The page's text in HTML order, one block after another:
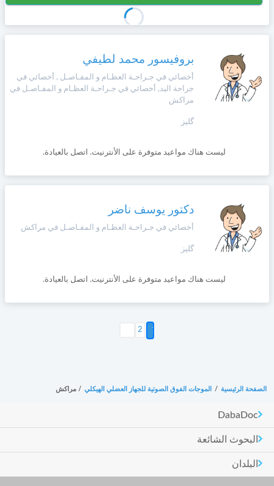
بروفيسور محمد لطيفي
أخصائي في جـراحـة العظـام و المفـاصـل , أخصائي في
جراحة اليد, أخصائي في جـراحـة العظـام و المفـاصـل في
مراكش
گليز
ليست هناك مواعيد متوفرة على الأنترنيت. اتصل بالعيادة.
دكتور يوسف ناضر
أخصائي في جـراحـة العظـام و المفـاصـل في مراكش
گليز
ليست هناك مواعيد متوفرة على الأنترنيت. اتصل بالعيادة.
2التالي >
الصفحة الرئيسية / الموجات الفوق الصوتية للجهاز العضلي الهيكلي / مراكش
DabaDoc
البحوث الشائعة
البلدان